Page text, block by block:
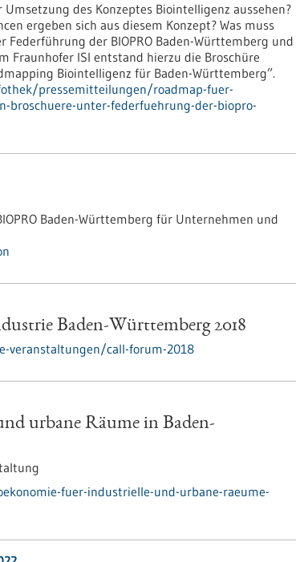
des Konzeptes Biointelligenz aussehen?
ergeben sich aus diesem Konzept? Was muss
Federführung der BIOPRO Baden-Württemberg und
Fraunhofer ISI entstand hierzu die Broschüre
Biointelligenz für Baden-Württemberg”.
pressemitteilungen/roadmap-fuer-
broschuere-unter-federfuehrung-der-biopro-
Baden-Württemberg für Unternehmen und
Baden-Württemberg 2018
veranstaltungen/call-forum-2018
urbane Räume in Baden-
fuer-industrielle-und-urbane-raeume-